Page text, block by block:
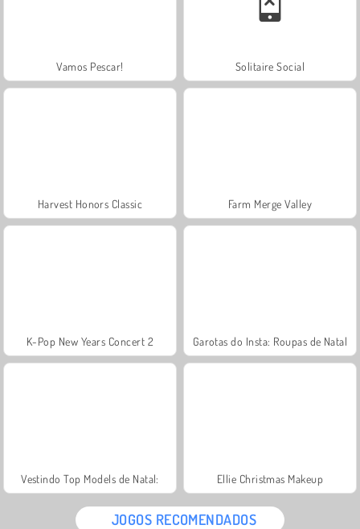
Vamos Pescar! Solitaire Social
Harvest Honors Classic Farm Merge Valley
K-Pop New Years Concert 2 Garotas do Insta: Roupas de Natal
Vestindo Top Models de Natal: Ellie Christmas Makeup
JOGOS RECOMENDADOS